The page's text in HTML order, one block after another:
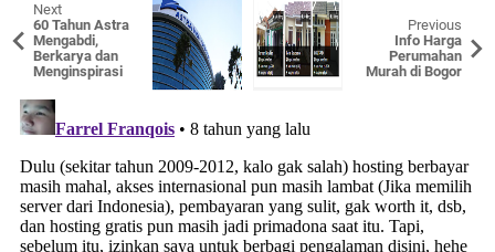
Next
60 Tahun Astra
Mengabdi,
Berkarya dan
Menginspirasi
Previous
Info Harga
Perumahan
Murah di Bogor